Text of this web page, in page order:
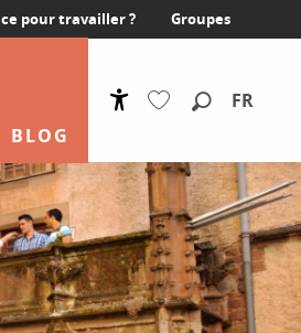
BLOG
FR
pour travailler ? Groupes